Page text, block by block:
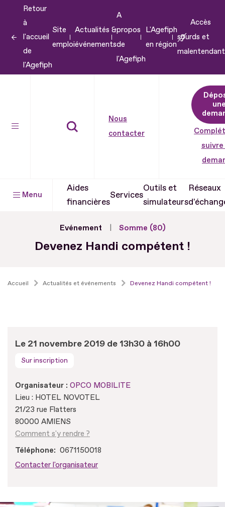
contenu
Retour
à
l'accueil
de
l'Agefiph
Site
emploi
Actualités &
événements
A
propos
de
l'Agefiph
L'Agefiph
en région
Accès
sourds et
Nous
contacter
suivre
Menu
Aides
financières
Services
Outils et
simulateurs
Réseaux
Evénement Somme (80)
Devenez Handi compétent !
Accueil Actualités et événements Devenez Handi compétent !
Le 21 novembre 2019 de 13h30 à 16h00
Sur inscription
Organisateur : OPCO MOBILITE
Lieu : HOTEL NOVOTEL
21/23 rue Flatters
80000 AMIENS
Comment s'y rendre ?
Téléphone
0671150018
Contacter l'organisateur